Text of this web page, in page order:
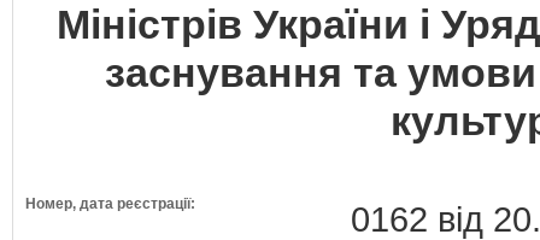
Міністрів України і
заснування та
Номер, дата реєстрації: 0162 від